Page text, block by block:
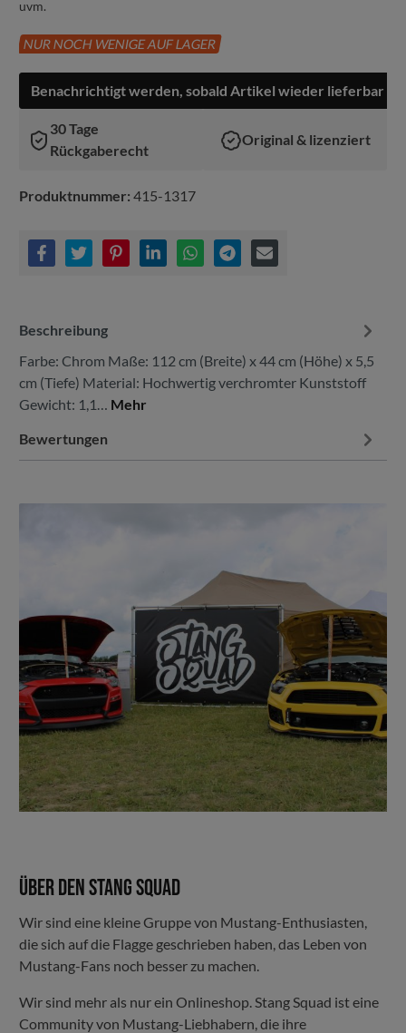
uvm.
NUR NOCH WENIGE AUF LAGER
Benachrichtigt werden, sobald Artikel wieder lieferbar
30 Tage
Rückgaberecht
Original & lizenziert
Produktnummer: 415-1317
Beschreibung
Farbe: Chrom Maße: 112 cm (Breite) x 44 cm (Höhe) x 5,5
cm (Tiefe) Material: Hochwertig verchromter Kunststoff
Gewicht: 1,1… Mehr
Bewertungen
Über den Stang Squad
Wir sind eine kleine Gruppe von Mustang-Enthusiasten,
die sich auf die Flagge geschrieben haben, das Leben von
Mustang-Fans noch besser zu machen.
Wir sind mehr als nur ein Onlineshop. Stang Squad ist eine
Community von Mustang-Liebhabern, die ihre